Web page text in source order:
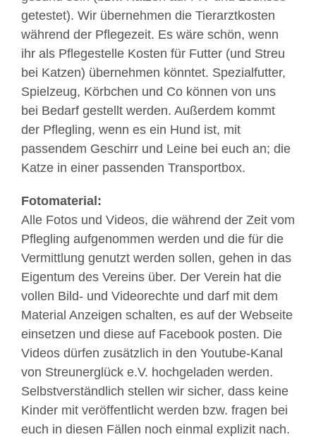
getestet). Wir übernehmen die Tierarztkosten
während der Pflegezeit. Es wäre schön, wenn
ihr als Pflegestelle Kosten für Futter (und Streu
bei Katzen) übernehmen könntet. Spezialfutter,
Spielzeug, Körbchen und Co können von uns
bei Bedarf gestellt werden. Außerdem kommt
der Pflegling, wenn es ein Hund ist, mit
passendem Geschirr und Leine bei euch an; die
Katze in einer passenden Transportbox.
Fotomaterial:
Alle Fotos und Videos, die während der Zeit vom
Pflegling aufgenommen werden und die für die
Vermittlung genutzt werden sollen, gehen in das
Eigentum des Vereins über. Der Verein hat die
vollen Bild- und Videorechte und darf mit dem
Material Anzeigen schalten, es auf der Webseite
einsetzen und diese auf Facebook posten. Die
Videos dürfen zusätzlich in den Youtube-Kanal
von Streunerglück e.V. hochgeladen werden.
Selbstverständlich stellen wir sicher, dass keine
Kinder mit veröffentlicht werden bzw. fragen bei
euch in diesen Fällen noch einmal explizit nach.